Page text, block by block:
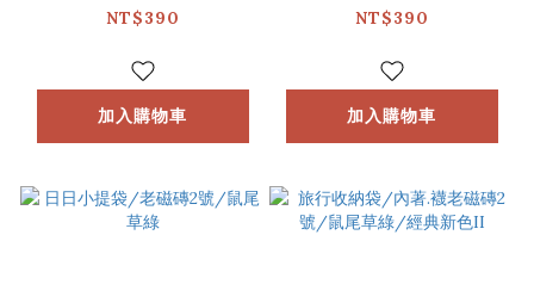
NT$390
加入購物車
NT$390
加入購物車